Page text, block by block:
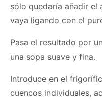
sólo quedaría añadir
vaya ligando con el
Pasa el resultado por
una sopa suave y fina.
Introduce en el
cuencos individuales,